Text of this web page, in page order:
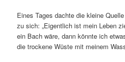
Eines Tages dachte die kleine
zu sich: „Eigentlich ist mein Leben
ein Bach wäre, dann könnte ich
die trockene Wüste mit meinem